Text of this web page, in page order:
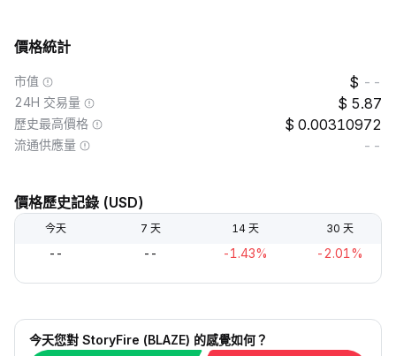
價格統計
市值 --
24H 交易量 5.87
歷史最高價格 0.00310972
流通供應量 --
價格歷史記錄 (USD)
今天 7 天 14 天 30 天
-- -- -1.43% -2.01%
今天您對 StoryFire (BLAZE) 的感覺如何？